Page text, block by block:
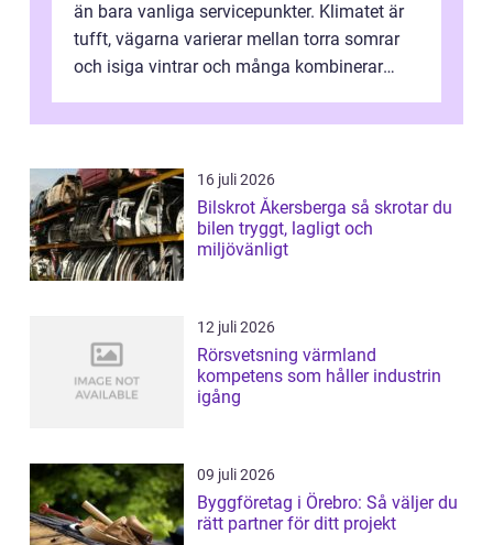
än bara vanliga servicepunkter. Klimatet är
tufft, vägarna varierar mellan torra somrar
och isiga vintrar och många kombinerar
16 juli 2026
Bilskrot Åkersberga så skrotar du
bilen tryggt, lagligt och
miljövänligt
12 juli 2026
Rörsvetsning värmland
kompetens som håller industrin
igång
09 juli 2026
Byggföretag i Örebro: Så väljer du
rätt partner för ditt projekt